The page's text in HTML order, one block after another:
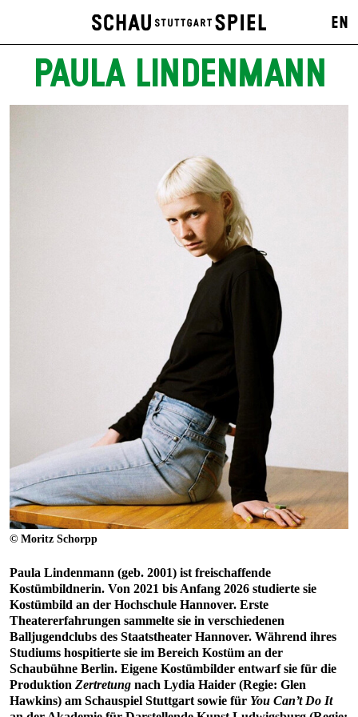
EN
PAULA LINDENMANN
© Moritz Schorpp
Paula Lindenmann (geb. 2001) ist freischaffende
Kostümbildnerin. Von 2021 bis Anfang 2026 studierte sie
Kostümbild an der Hochschule Hannover. Erste
Theatererfahrungen sammelte sie in verschiedenen
Balljugendclubs des Staatstheater Hannover. Während ihres
Studiums hospitierte sie im Bereich Kostüm an der
Schaubühne Berlin. Eigene Kostümbilder entwarf sie für die
Produktion Zertretung nach Lydia Haider (Regie: Glen
Hawkins) am Schauspiel Stuttgart sowie für You Can’t Do It